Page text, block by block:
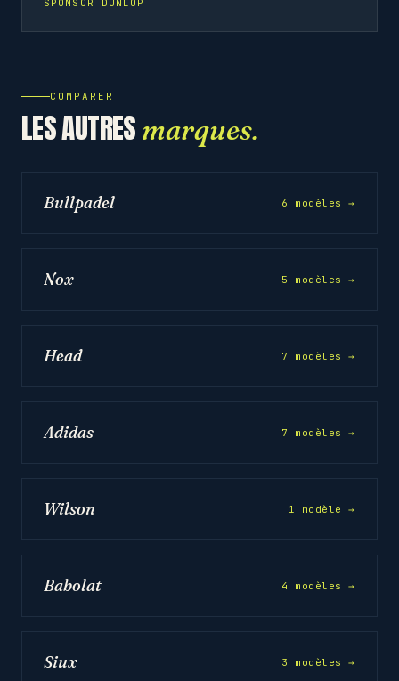
SPONSOR DUNLOP
COMPARER
LES AUTRES marques.
Bullpadel 6 modèles →
Nox 5 modèles →
Head 7 modèles →
Adidas 7 modèles →
Wilson 1 modèle →
Babolat 4 modèles →
Siux 3 modèles →